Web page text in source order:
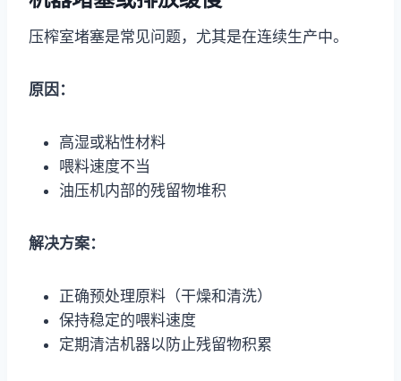
压榨室堵塞是常见问题，尤其是在连续生产中。
原因：
高湿或粘性材料
喂料速度不当
油压机内部的残留物堆积
解决方案：
正确预处理原料（干燥和清洗）
保持稳定的喂料速度
定期清洁机器以防止残留物积累